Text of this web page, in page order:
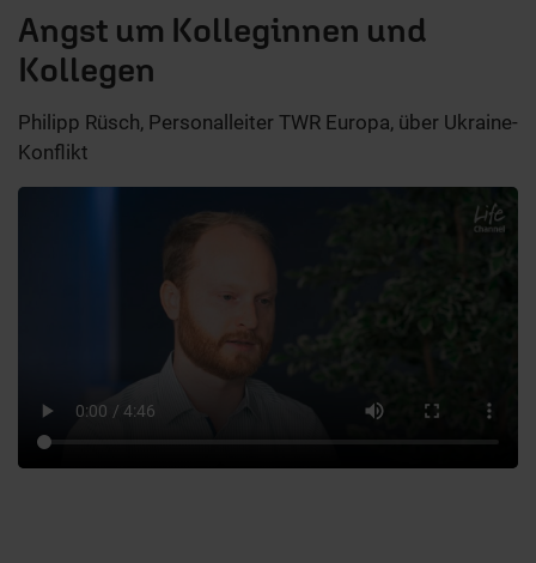
Angst um Kolleginnen und
Kollegen
Philipp Rüsch, Personalleiter TWR Europa, über Ukraine-
Konflikt